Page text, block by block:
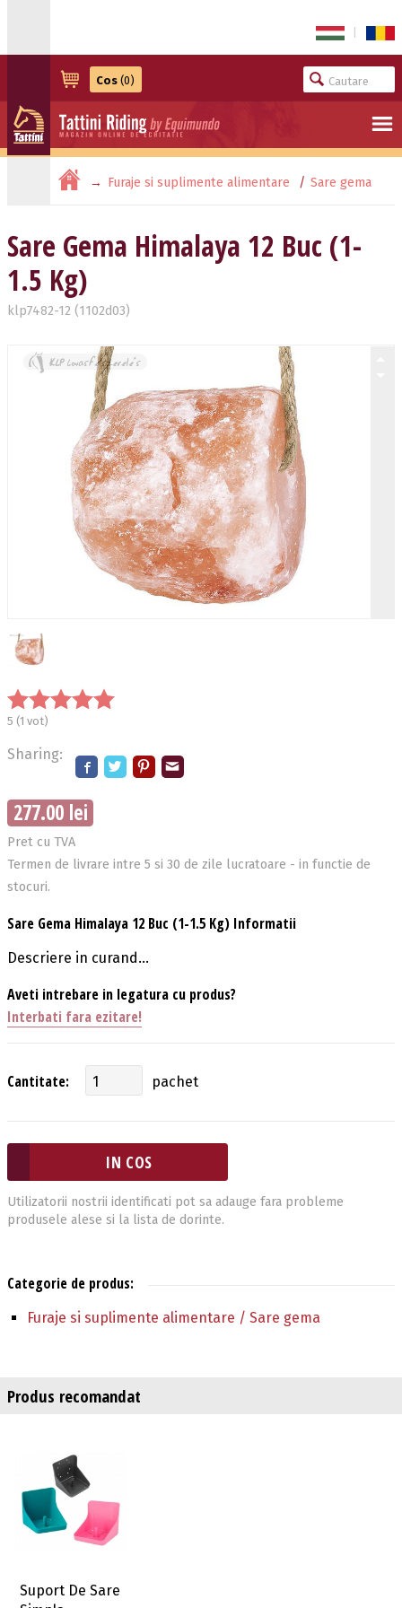
Cos (0)
Furaje si suplimente alimentare Sare gema
Sare Gema Himalaya 12 Buc (1-
1.5 Kg)
klp7482-12 (1102d03)
5 (1 vot)
Sharing:
277.00 lei
Pret cu TVA
Termen de livrare intre 5 si 30 de zile lucratoare - in functie de
stocuri.
Sare Gema Himalaya 12 Buc (1-1.5 Kg) Informatii
Descriere in curand...
Aveti intrebare in legatura cu produs?
Interbati fara ezitare!
Cantitate: pachet
Utilizatorii nostrii identificati pot sa adauge fara probleme
produsele alese si la lista de dorinte.
Categorie de produs:
Furaje si suplimente alimentare / Sare gema
Produs recomandat
Suport De Sare